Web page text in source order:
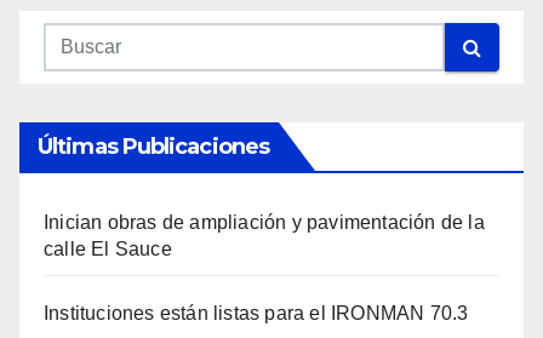
Últimas Publicaciones
Inician obras de ampliación y pavimentación de la
calle El Sauce
Instituciones están listas para el IRONMAN 70.3